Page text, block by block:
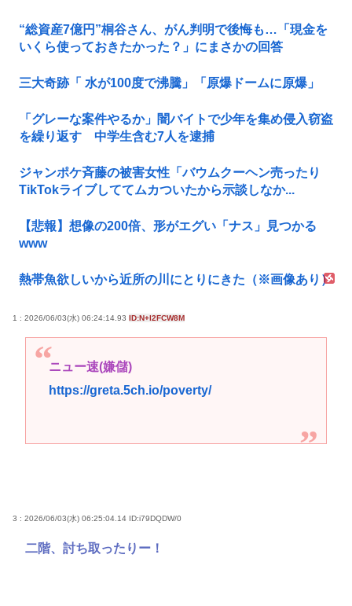
“総資産7億円”桐谷さん、がん判明で後悔も…「現金を
いくら使っておきたかった？」にまさかの回答
三大奇跡「 水が100度で沸騰」「原爆ドームに原爆」
「グレーな案件やるか」闇バイトで少年を集め侵入窃盗
を繰り返す 中学生含む7人を逮捕
ジャンポケ斉藤の被害女性「バウムクーヘン売ったり
TikTokライブしててムカついたから示談しなか...
【悲報】想像の200倍、形がエグい「ナス」見つかる
www
熱帯魚欲しいから近所の川にとりにきた（※画像あり）
1 : 2026/06/03(水) 06:24:14.93 ID:N+l2FCW8M
ニュー速(嫌儲)
https://greta.5ch.io/poverty/
3 : 2026/06/03(水) 06:25:04.14 ID:i79DQDW/0
二階、討ち取ったりー！